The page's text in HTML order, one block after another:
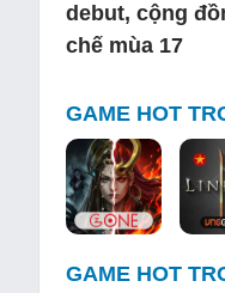
debut, cộng
chế mùa 17
GAME HOT
GAME HOT